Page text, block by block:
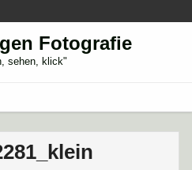
Fotografie
sehen, klick"